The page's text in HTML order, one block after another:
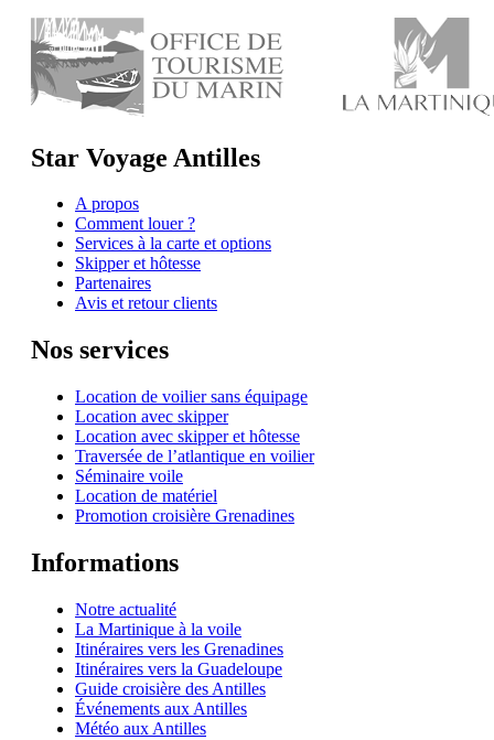
Star Voyage Antilles
A propos
Comment louer ?
Services à la carte et options
Skipper et hôtesse
Partenaires
Avis et retour clients
Nos services
Location de voilier sans équipage
Location avec skipper
Location avec skipper et hôtesse
Traversée de l’atlantique en voilier
Séminaire voile
Location de matériel
Promotion croisière Grenadines
Informations
Notre actualité
La Martinique à la voile
Itinéraires vers les Grenadines
Itinéraires vers la Guadeloupe
Guide croisière des Antilles
Événements aux Antilles
Météo aux Antilles